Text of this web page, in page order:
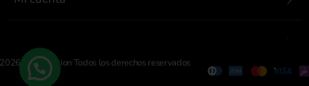
Vape Station Todos los derechos reservados